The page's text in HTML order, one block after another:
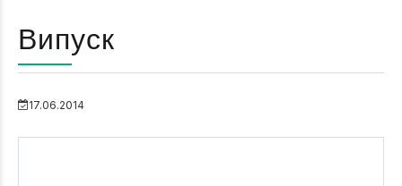
Випуск
17.06.2014